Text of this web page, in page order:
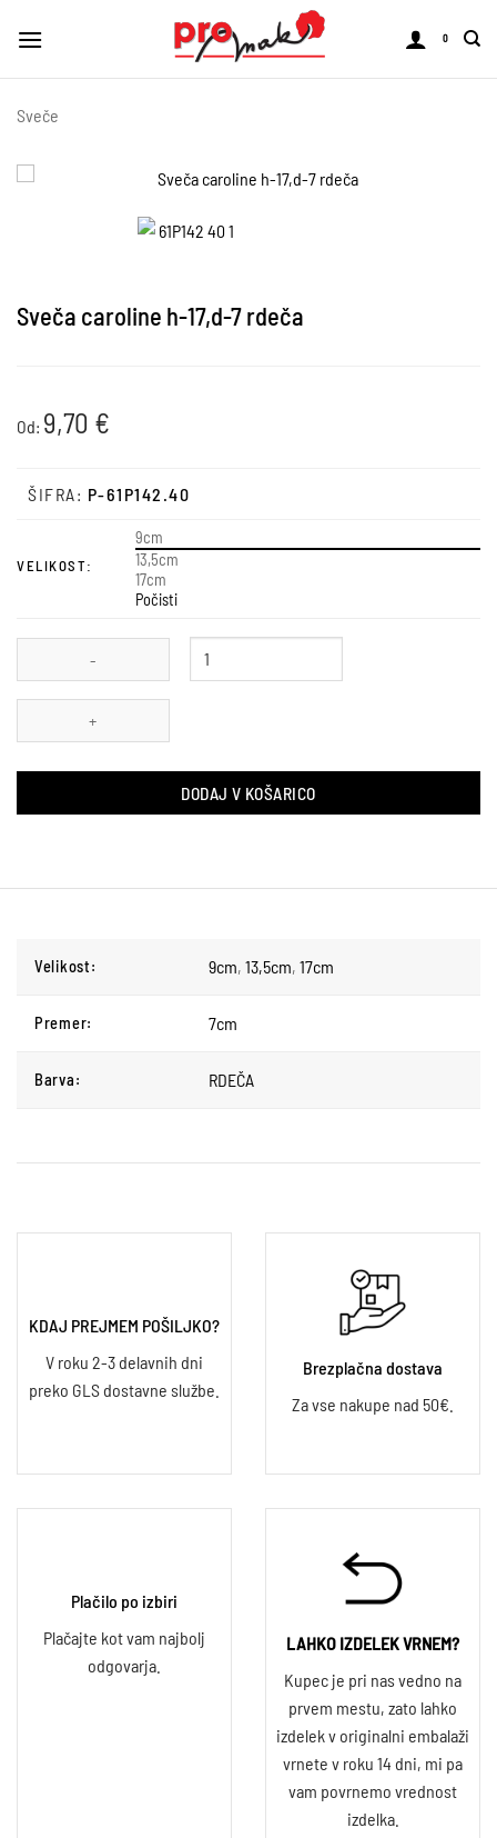
0
Sveče
Sveča caroline h-17,d-7 rdeča
Od: 9,70 €
ŠIFRA: P-61P142.40
VELIKOST:
9cm
13,5cm
17cm
Počisti
CAROLINE
7
DODAJ V KOŠARICO
Velikost: 9cm, 13,5cm, 17cm
Premer: 7cm
Barva: RDEČA
KDAJ PREJMEM POŠILJKO?
V roku 2-3 delavnih dni
preko GLS dostavne službe.
Brezplačna dostava
Za vse nakupe nad 50€.
Plačilo po izbiri
Plačajte kot vam najbolj
odgovarja.
LAHKO IZDELEK VRNEM?
Kupec je pri nas vedno na
prvem mestu, zato lahko
izdelek v originalni embalaži
vrnete v roku 14 dni, mi pa
vam povrnemo vrednost
izdelka.